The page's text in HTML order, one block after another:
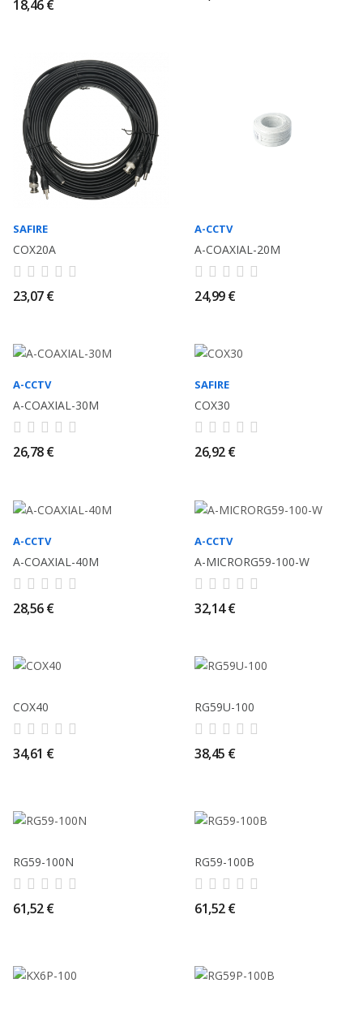
18,46 €
SAFIRE
COX20A
23,07 €
A-CCTV
A-COAXIAL-20M
24,99 €
A-CCTV
A-COAXIAL-30M
26,78 €
SAFIRE
COX30
26,92 €
A-CCTV
A-COAXIAL-40M
28,56 €
A-CCTV
A-MICRORG59-100-W
32,14 €
COX40
34,61 €
RG59U-100
38,45 €
RG59-100N
61,52 €
RG59-100B
61,52 €